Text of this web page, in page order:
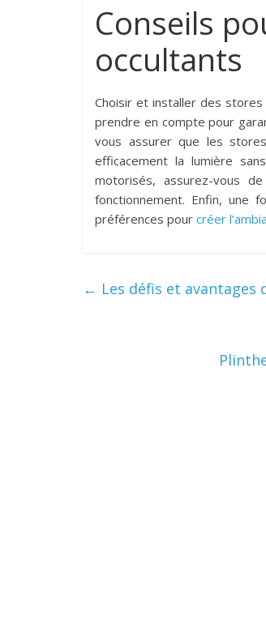
Conseils
occultants
Choisir et installer des
prendre en compte pour
vous assurer que les
efficacement la lumière
motorisés, assurez-vous
fonctionnement. Enfin,
préférences pour créer
← Les défis et